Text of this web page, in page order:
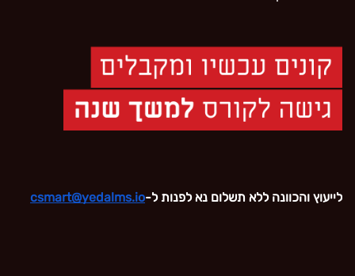
לייעוץ והכוונה ללא תשלום נא לפנות ל-‫csmart@yedalms.io‬